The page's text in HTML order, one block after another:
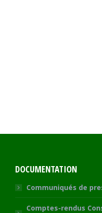
DOCUMENTATION
Communiqués de
Comptes-rendus